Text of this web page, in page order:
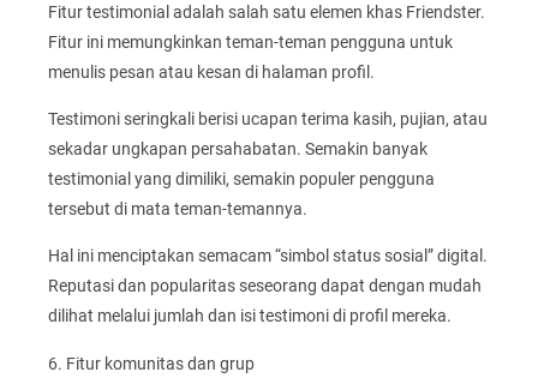
Fitur testimonial adalah salah satu elemen khas Friendster.
Fitur ini memungkinkan teman-teman pengguna untuk
menulis pesan atau kesan di halaman profil.
Testimoni seringkali berisi ucapan terima kasih, pujian, atau
sekadar ungkapan persahabatan. Semakin banyak
testimonial yang dimiliki, semakin populer pengguna
tersebut di mata teman-temannya.
Hal ini menciptakan semacam “simbol status sosial” digital.
Reputasi dan popularitas seseorang dapat dengan mudah
dilihat melalui jumlah dan isi testimoni di profil mereka.
6. Fitur komunitas dan grup